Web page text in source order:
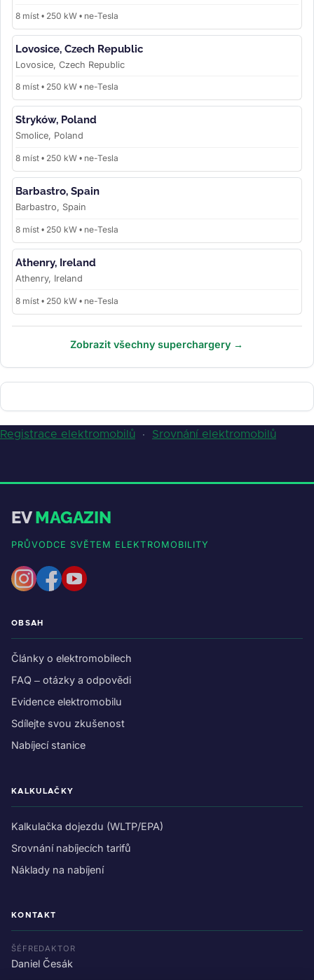
8 míst • 250 kW • ne-Tesla
Lovosice, Czech Republic
Lovosice, Czech Republic
8 míst • 250 kW • ne-Tesla
Stryków, Poland
Smolice, Poland
8 míst • 250 kW • ne-Tesla
Barbastro, Spain
Barbastro, Spain
8 míst • 250 kW • ne-Tesla
Athenry, Ireland
Athenry, Ireland
8 míst • 250 kW • ne-Tesla
Zobrazit všechny superchargery →
Registrace elektromobilů · Srovnání elektromobilů
EVMAGAZIN
PRŮVODCE SVĚTEM ELEKTROMOBILITY
OBSAH
Články o elektromobilech
FAQ – otázky a odpovědi
Evidence elektromobilu
Sdílejte svou zkušenost
Nabíjecí stanice
KALKULAČKY
Kalkulačka dojezdu (WLTP/EPA)
Srovnání nabíjecích tarifů
Náklady na nabíjení
KONTAKT
ŠÉFREDAKTOR
Daniel Česák